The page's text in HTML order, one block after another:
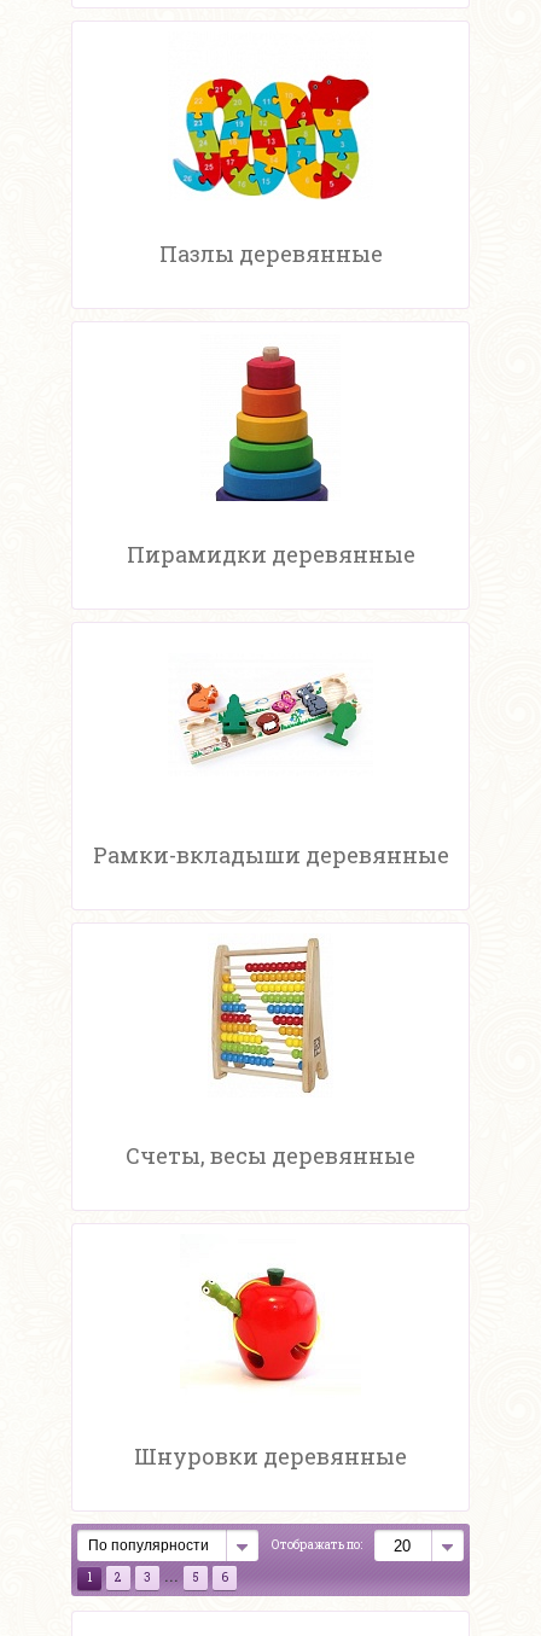
Пазлы деревянные
Пирамидки деревянные
Рамки-вкладыши деревянные
Счеты, весы деревянные
Шнуровки деревянные
Отображать по:
1 2 3 ... 5 6